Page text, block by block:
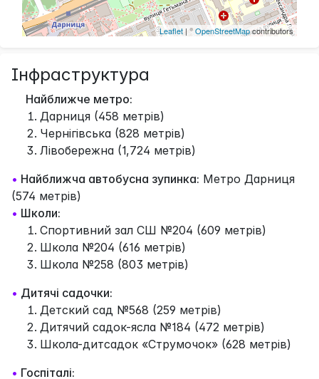
Leaflet | ©OpenStreetMapcontributors
Інфраструктура
Найближче метро:
Дарниця (458 метрів)
Чернігівська (828 метрів)
Лівобережна (1,724 метрів)
• Найближча автобусна зупинка: Метро Дарниця
(574 метрів)
• Школи:
Спортивний зал СШ №204 (609 метрів)
Школа №204 (616 метрів)
Школа №258 (803 метрів)
• Дитячі садочки:
Детский сад №568 (259 метрів)
Дитячий садок-ясла №184 (472 метрів)
Школа-дитсадок «Струмочок» (628 метрів)
• Госпіталі: